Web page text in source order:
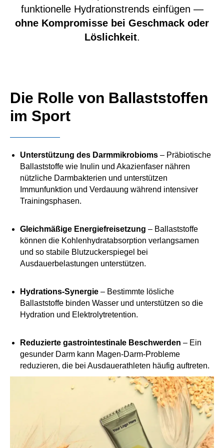
funktionelle Hydrationstrends einfügen —
ohne Kompromisse bei Geschmack oder
Löslichkeit.
Die Rolle von Ballaststoffen
im Sport
Unterstützung des Darmmikrobioms – Präbiotische
Ballaststoffe wie Inulin und Akazienfaser nähren
nützliche Darmbakterien und unterstützen
Immunfunktion und Verdauung während intensiver
Trainingsphasen.
Gleichmäßige Energiefreisetzung – Ballaststoffe
können die Kohlenhydratabsorption verlangsamen
und so stabile Blutzuckerspiegel bei
Ausdauerbelastungen unterstützen.
Hydrations-Synergie – Bestimmte lösliche
Ballaststoffe binden Wasser und unterstützen so die
Hydration und Elektrolytretention.
Reduzierte gastrointestinale Beschwerden – Ein
gesunder Darm kann Magen-Darm-Probleme
reduzieren, die bei Ausdauerathleten häufig auftreten.